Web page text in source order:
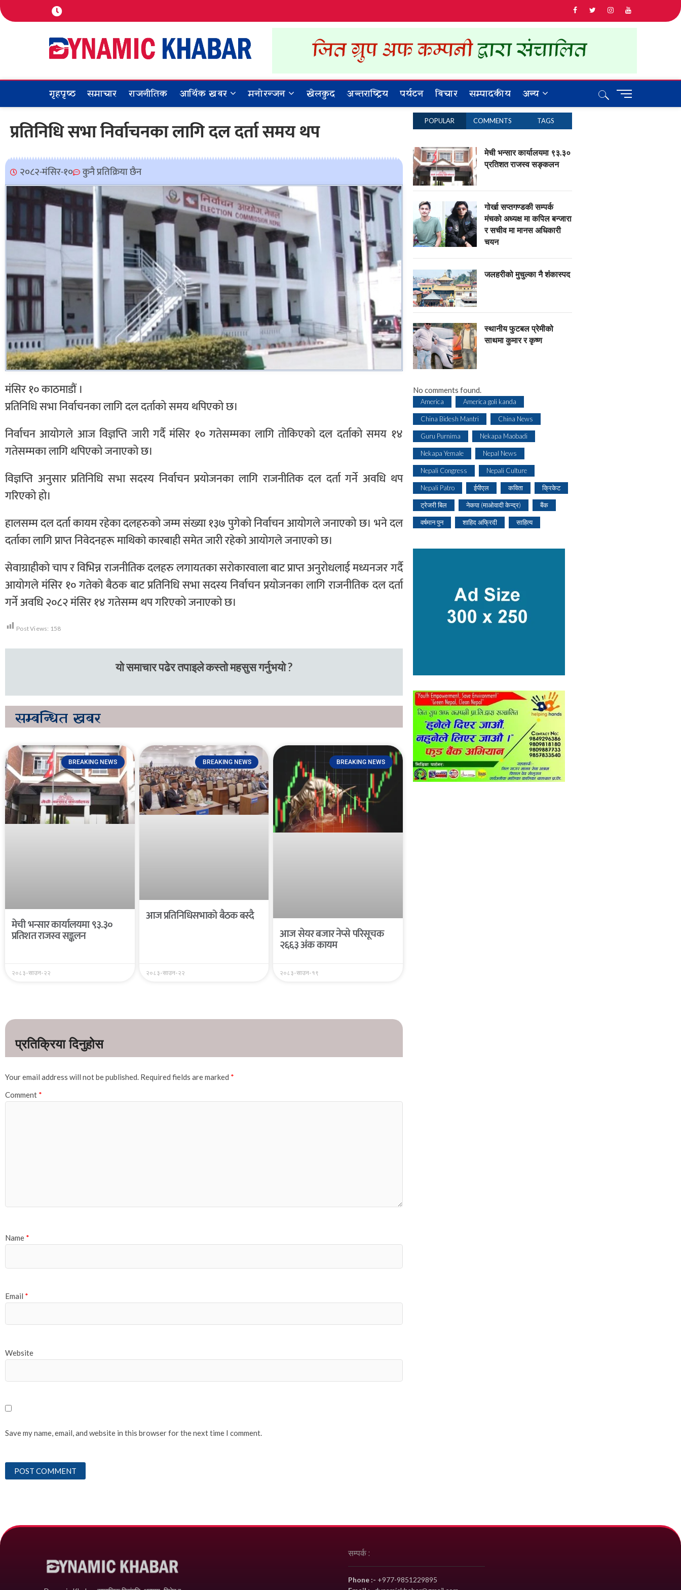
Dynamic Khabar
ALL NEWS IN NEPAL
गृहपृष्ठ समाचार राजनीतिक आर्थिक खबर मनोरन्जन खेलकुद अन्तराष्ट्रिय पर्यटन बिचार सम्पादकीय अन्य
M
प्रतिनिधि सभा निर्वाचनका लागि दल दर्ता समय थप
२०८२-मंसिर-१० कुनै प्रतिक्रिया छैन
मंसिर १० काठमाडौं ।
प्रतिनिधि सभा निर्वाचनका लागि दल दर्ताको समय थपिएको छ।
निर्वाचन आयोगले आज विज्ञप्ति जारी गर्दै मंसिर १० गतेसम्मका लागि तोकिएको दल दर्ताको समय १४
गतेसम्मका लागि थपिएको जनाएको छ।
विज्ञप्ति अनुसार प्रतिनिधि सभा सदस्य निर्वाचन प्रयोजनका लागि राजनीतिक दल दर्ता गर्ने अवधि थप
गरिएको हो।
हालसम्म दल दर्ता कायम रहेका दलहरुको जम्म संख्या १३७ पुगेको निर्वाचन आयोगले जनाएको छ। भने दल
दर्ताका लागि प्राप्त निवेदनहरू माथिको कारबाही समेत जारी रहेको आयोगले जनाएको छ।
सेवाग्राहीको चाप र विभिन्न राजनीतिक दलहरु लगायतका सरोकारवाला बाट प्राप्त अनुरोधलाई मध्यनजर गर्दै
आयोगले मंसिर १० गतेको बैठक बाट प्रतिनिधि सभा सदस्य निर्वाचन प्रयोजनका लागि राजनीतिक दल दर्ता
गर्ने अवधि २०८२ मंसिर १४ गतेसम्म थप गरिएको जनाएको छ।
Post Views: 158
यो समाचार पढेर तपाइले कस्तो महसुस गर्नुभयो ?
सम्बन्धित खबर
BREAKING NEWS
मेची भन्सार कार्यालयमा ९३.३०
प्रतिशत राजस्व सङ्कलन
२०८३-साउन-२२
BREAKING NEWS
आज प्रतिनिधिसभाको बैठक बस्दै
२०८३-साउन-२२
BREAKING NEWS
आज सेयर बजार नेप्से परिसूचक
२६६३ अंक कायम
२०८३-साउन-१९
Your email address will not be published. Required fields are marked *
Comment *
Name *
Email *
Website
Save my name, email, and website in this browser for the next time I comment.
POPULAR COMMENTS TAGS
मेची भन्सार कार्यालयमा ९३.३०
प्रतिशत राजस्व सङ्कलन
गोर्खा सप्तगण्डकी सम्पर्क
मंचको अध्यक्ष मा कपिल बन्जारा
र सचीव मा मानस अधिकारी
चयन
जलहरीको मुचुल्का नै शंंकास्पद
स्थानीय फुटबल प्रेमीको
साथमा कुमार र कृष्ण
No comments found.
America America goli kanda
China Bidesh Mantri China News
Guru Purnima Nekapa Maobadi
Nekapa Yemale Nepal News
Nepali Congress Nepali Culture
Nepali Patro ईपीएल कविता क्रिकेट
ट्रेजरी बिल नेकपा (माओवादी केन्द्र) बैंक
वर्षमान पुन शाहिद अफ्रिदी साहित्य
सम्पर्क :
Phone :- +977-9851229895